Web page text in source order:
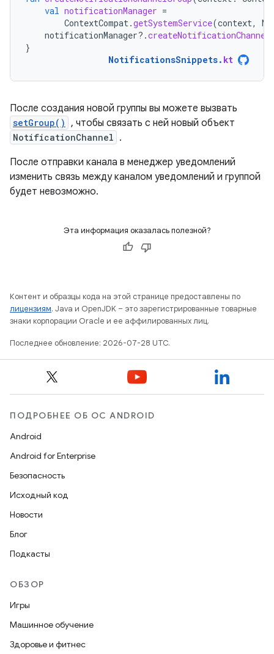
val notificationManager =
ContextCompat.getSystemService(context,
notificationManager?.
}
NotificationsSnippets. kt
После создания новой группы вы можете вызвать
setGroup() , чтобы связать с ней новый объект
NotificationChannel .
После отправки канала в менеджер уведомлений
изменить связь между каналом уведомлений и группой
будет невозможно.
Эта информация оказалась полезной?
Контент и образцы кода на этой странице предоставлены по
лицензиям. Java и OpenJDK – это зарегистрированные товарные
знаки корпорации Oracle и ее аффилированных лиц.
Последнее обновление: 2026-07-28 UTC.
ПОДРОБНЕЕ ОБ ОС ANDROID
Android
Android for Enterprise
Безопасность
Исходный код
Новости
Блог
Подкасты
ОБЗОР
Игры
Машинное обучение
Здоровье и фитнес